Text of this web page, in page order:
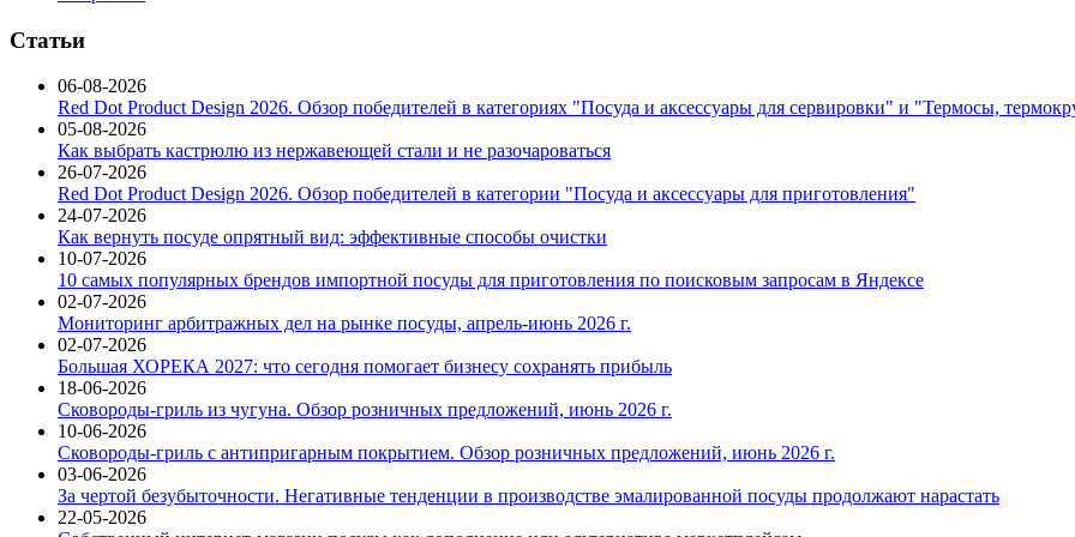
Статьи
06-08-2026
Red Dot Product Design 2026. Обзор победителей в категориях "Посуда и аксессуары для сервировки" и "Термосы,
05-08-2026
Как выбрать кастрюлю из нержавеющей стали и не разочароваться
26-07-2026
Red Dot Product Design 2026. Обзор победителей в категории "Посуда и аксессуары для приготовления"
24-07-2026
Как вернуть посуде опрятный вид: эффективные способы очистки
10-07-2026
10 самых популярных брендов импортной посуды для приготовления по поисковым запросам в Яндексе
02-07-2026
Мониторинг арбитражных дел на рынке посуды, апрель-июнь 2026 г.
02-07-2026
Большая ХОРЕКА 2027: что сегодня помогает бизнесу сохранять прибыль
18-06-2026
Сковороды-гриль из чугуна. Обзор розничных предложений, июнь 2026 г.
10-06-2026
Сковороды-гриль с антипригарным покрытием. Обзор розничных предложений, июнь 2026 г.
03-06-2026
За чертой безубыточности. Негативные тенденции в производстве эмалированной посуды продолжают нарастать
22-05-2026